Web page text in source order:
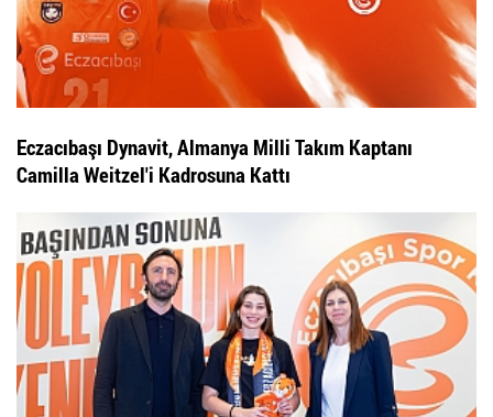
Eczacıbaşı Dynavit, Almanya Milli Takım Kaptanı
Camilla Weitzel'i Kadrosuna Kattı